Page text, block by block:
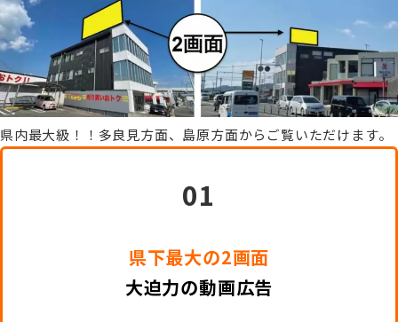
県内最大級！！多良見方面、島原方面からご覧いただけます。
01
県下最大の2画面
大迫力の動画広告